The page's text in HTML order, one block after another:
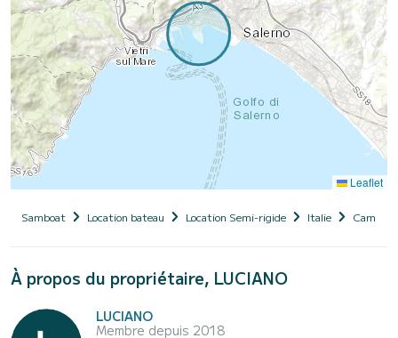
Leaflet
Samboat Location bateau Location Semi-rigide Italie
À propos du propriétaire, LUCIANO
LUCIANO
Membre depuis 2018